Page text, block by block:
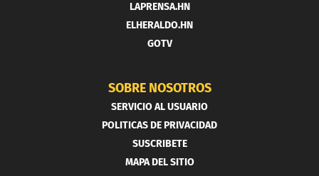
LAPRENSA.HN
ELHERALDO.HN
GOTV
SOBRE NOSOTROS
SERVICIO AL USUARIO
POLITICAS DE PRIVACIDAD
SUSCRIBETE
MAPA DEL SITIO